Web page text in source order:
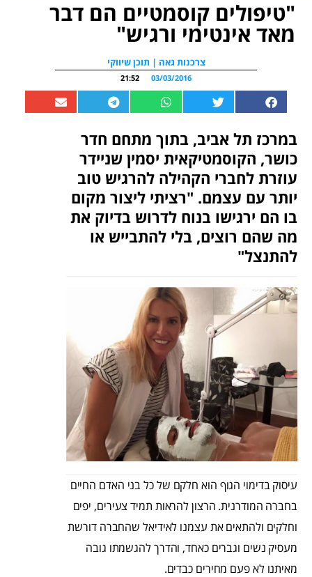
"טיפולים קוסמטיים הם דבר
מאד אינטימי ורגיש"
צרכנות גאה | תוכן שיווקי
03/03/2016
21:52
במרכז תל אביב, בתוך מתחם חדר
כושר, הקוסמטיקאית יסמין שניידר
עוזרת לחברי הקהילה להרגיש טוב
יותר עם עצמם. "רציתי ליצור מקום
בו הם ירגישו בנוח לדרוש בדיוק את
מה שהם רוצים, בלי להתבייש או
להתנצל"
עיסוק בדימוי הגוף הוא חלקם של כל בני האדם החיים
בחברה המודרנית. הרצון להראות תמיד צעירים, יפים
וחלקים ולהתאים את עצמנו לאידיאל שהחברה דורשת
מעסיק נשים וגברים כאחד, והדרך להגשמתו גובה
מאיתנו לא פעם מחירים כבדים.